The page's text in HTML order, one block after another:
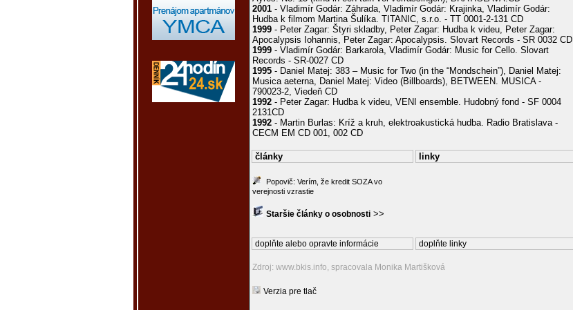
2001 - Vladimír Godár: Záhrada, Vladimír Godár: Krajinka, Vladimír Godár:
Hudba k filmom Martina Šulíka. TITANIC, s.r.o. - TT 0001-2-131 CD
1999 - Peter Zagar: Štyri skladby, Peter Zagar: Hudba k videu, Peter Zagar:
Apocalypsis Iohannis, Peter Zagar: Apocalypsis. Slovart Records - SR 0032 CD
1999 - Vladimír Godár: Barkarola, Vladimír Godár: Music for Cello. Slovart
Records - SR-0027 CD
1995 - Daniel Matej: 383 – Music for Two (in the “Mondschein”), Daniel Matej:
Musica aeterna, Daniel Matej: Video (Billboards), BETWEEN. MUSICA -
790023-2, Viedeň CD
1992 - Peter Zagar: Hudba k videu, VENI ensemble. Hudobný fond - SF 0004
2131CD
1992 - Martin Burlas: Kríž a kruh, elektroakustická hudba. Radio Bratislava -
CECM EM CD 001, 002 CD
články linky
Popovič: Verím, že kredit SOZA vo
verejnosti vzrastie
Staršie články o osobnosti >>
doplňte alebo opravte informácie doplňte linky
Zdroj: www.bkis.info, spracovala Monika Martišková
Verzia pre tlač